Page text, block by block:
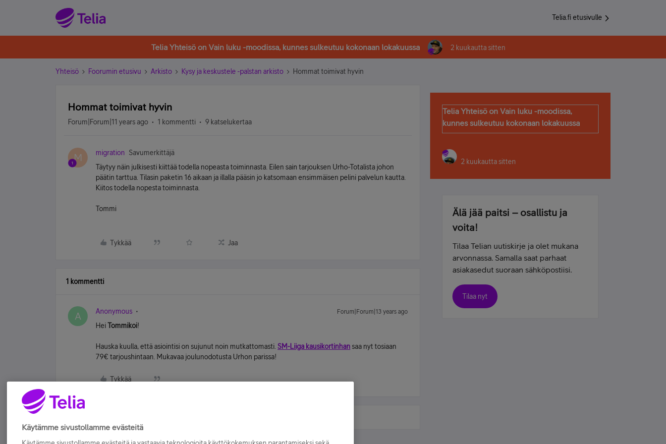
Telia.fi etusivulle
Telia Yhteisö on Vain luku -moodissa, kunnes sulkeutuu kokonaan lokakuussa 2 kuukautta sitten
Yhteisö Foorumin etusivu Arkisto Kysy ja keskustele -palstan arkisto Hommat toimivat hyvin
Hommat toimivat hyvin
Forum|Forum|11 years ago 1 kommentti 9 katselukertaa
M migration
Savumerkittäjä
Täytyy näin julkisesti kiittää todella nopeasta toiminnasta. Eilen sain tarjouksen Urho-Totalista johon
päätin tarttua. Tilasin paketin 16 aikaan ja illalla pääsin jo katsomaan ensimmäisen pelini palvelun kautta.
Kiitos todella nopesta toiminnasta.
Tommi
Tykkää Jaa
1 kommentti
A Anonymous Forum|Forum|13 years ago
HeiTommikoi!
Hauska kuulla, että asiointisi on sujunut noin mutkattomasti. SM-Liiga kausikortinhansaa nyt tosiaan
79€ tarjoushintaan. Mukavaa joulunodotusta Urhon parissa!
Tykkää
Telia Yhteisö on Vain luku -moodissa,
kunnes sulkeutuu kokonaan lokakuussa
2 kuukautta sitten
Älä jää paitsi – osallistu ja
voita!
Tilaa Telian uutiskirje ja olet mukana
arvonnassa. Samalla saat parhaat
asiakasedut suoraan sähköpostiisi.
Tilaa nyt
Käytämme sivustollamme evästeitä